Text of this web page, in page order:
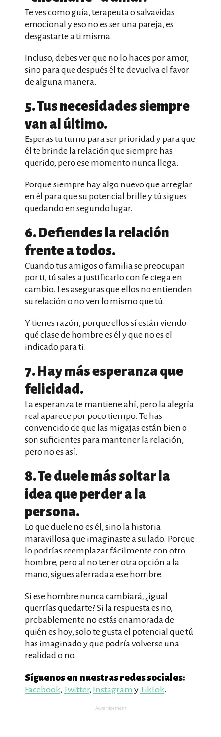
Te ves como guía, terapeuta o salvavidas
emocional y eso no es ser una pareja, es
desgastarte a ti misma.
Incluso, debes ver que no lo haces por amor,
sino para que después él te devuelva el favor
de alguna manera.
5. Tus necesidades siempre
van al último.
Esperas tu turno para ser prioridad y para que
él te brinde la relación que siempre has
querido, pero ese momento nunca llega.
Porque siempre hay algo nuevo que arreglar
en él para que su potencial brille y tú sigues
quedando en segundo lugar.
6. Defiendes la relación
frente a todos.
Cuando tus amigos o familia se preocupan
por ti, tú sales a justificarlo con fe ciega en
cambio. Les aseguras que ellos no entienden
su relación o no ven lo mismo que tú.
Y tienes razón, porque ellos sí están viendo
qué clase de hombre es él y que no es el
indicado para ti.
7. Hay más esperanza que
felicidad.
La esperanza te mantiene ahí, pero la alegría
real aparece por poco tiempo. Te has
convencido de que las migajas están bien o
son suficientes para mantener la relación,
pero no es así.
8. Te duele más soltar la
idea que perder a la
persona.
Lo que duele no es él, sino la historia
maravillosa que imaginaste a su lado. Porque
lo podrías reemplazar fácilmente con otro
hombre, pero al no tener otra opción a la
mano, sigues aferrada a ese hombre.
Si ese hombre nunca cambiará, ¿igual
querrías quedarte? Si la respuesta es no,
probablemente no estás enamorada de
quién es hoy, solo te gusta el potencial que tú
has imaginado y que podría volverse una
realidad o no.
Síguenos en nuestras redes sociales:
Facebook, Twitter, Instagram yTikTok.
Advertisement